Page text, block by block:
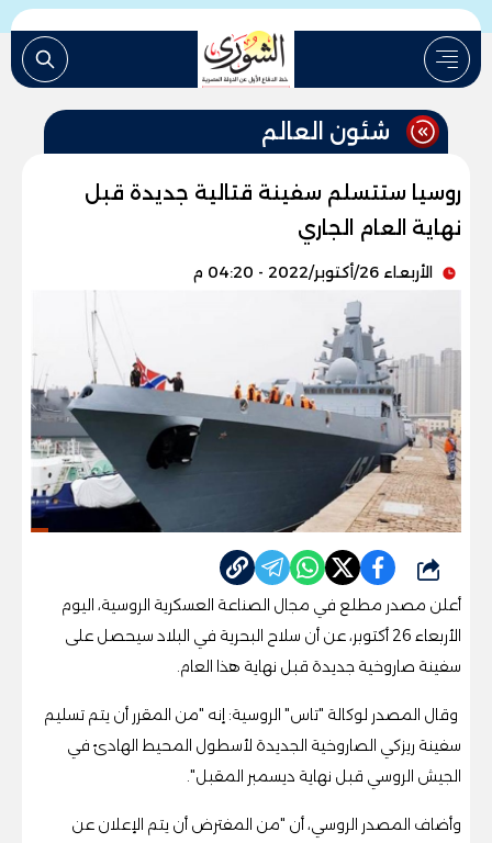
شئون العالم
روسيا ستتسلم سفينة قتالية جديدة قبل
نهاية العام الجاري
الأربعاء 26/أكتوبر/2022 - 04:20 م
شارك
أعلن مصدر مطلع في مجال الصناعة العسكرية الروسية، اليوم
الأربعاء 26 أكتوبر، عن أن سلاح البحرية في البلاد سيحصل على
سفينة صاروخية جديدة قبل نهاية هذا العام
وقال المصدر لوكالة "تاس" الروسية: إنه "من المقرر أن يتم تسليم
سفينة ريزكي الصاروخية الجديدة لأسطول المحيط الهادئ في
الجيش الروسي قبل نهاية ديسمبر المقبل".
وأضاف المصدر الروسي، أن "من المفترض أن يتم الإعلان عن